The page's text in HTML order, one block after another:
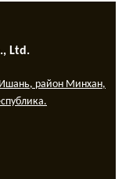
Ltd.
район Минхан,